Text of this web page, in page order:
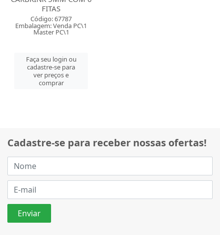
FITAS
Código: 67787
Embalagem: Venda PC\1
Master PC\1
Faça seu login ou
cadastre-se para
ver preços e
comprar
Cadastre-se para receber nossas ofertas!